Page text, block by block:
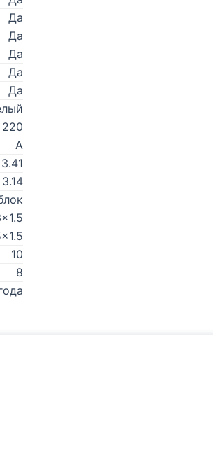
Да
Да
Да
Да
Да
220
A
3.41
3.14
10
8